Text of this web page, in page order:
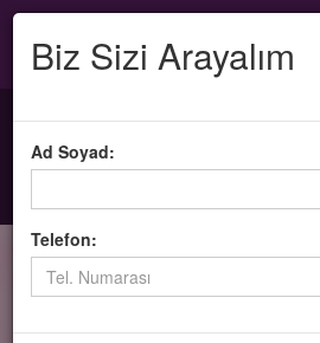
HEMEN ARA: 02125086696
Biz Sizi Arayalım
Ad Soyad:
Telefon: